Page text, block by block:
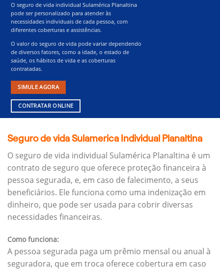
O seguro de vida individual Sulamérica Planaltina
pode ser personalizado para atender às
necessidades individuais de cada pessoa, com
diferentes coberturas e assistências.
O valor do seguro de vida pode variar dependendo
de diversos fatores, como a idade, o estado de
saúde, os hábitos de vida e as coberturas
contratadas.
SIMULE AGORA
CONTRATAR ONLINE
Seguro de vida Sulamerica Individual Planaltina
O seguro de vida individual Sulamérica Planaltina é um
contrato de seguro que oferece proteção financeira à
pessoa segurada, e, em caso de falecimento, a seus
beneficiários. Ele funciona como uma indenização em
dinheiro, que pode ser usada para cobrir diversas
necessidades financeiras.
Como funciona:
A pessoa segurada paga um prêmio mensal ou anual à
seguradora, que em troca oferece cobertura em caso